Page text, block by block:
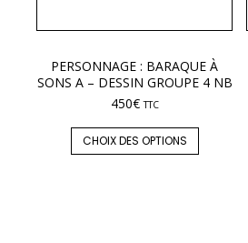
PERSONNAGE : BARAQUE À
SONS A – DESSIN GROUPE 4 NB
450€ TTC
CHOIX DES OPTIONS